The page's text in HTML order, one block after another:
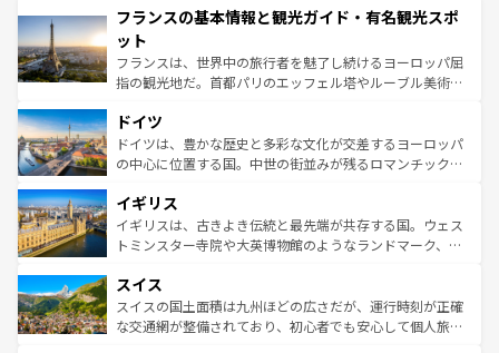
ませてくれるイタリアで、忘れられない旅をしてみよう！
なお、新着のイタリア情報は
しい。
文化が根付くこの国では、情熱的なフラメンコ、熱気あふ
れる闘牛、そして美味しいタパスが生活の一部となってい
る。首都マドリードの洗練された雰囲気や、バルセロナの
アートに溢れた街角から、地方では古代ローマ遺跡や中世
せる。地方によって風土や気候が異なるスペインはその個
性で訪れる人を魅了する。 なお、新着のスペイン情報は コ
ンテンツ一覧を参照してほしい。
フランスの基本情報と観光ガイド・有名観光スポ
ット
フランスは、世界中の旅行者を魅了し続けるヨーロッパ屈
指の観光地だ。首都パリのエッフェル塔やルーブル美術館
で、幅広い魅力が詰まっている。華麗な宮殿、歴史的な大
聖堂、美しいビーチ、そして豊かな自然が、訪れる者を心
から魅了する。また、フランスは美食の国としても知ら
いる。シャンパンの発祥地であるランス、プロヴァンスの
香り高いラベンダー畑など、多彩な楽しみ方が可能だ。さ
らに、パリ以外の地域にも魅力が溢れており、どの街角に
れる地方に足を運ぶとそれぞれで全く異なる文化を体験で
きるだろう。 なお、新着のフランス情報はコンテンツ一覧
を参照してほしい。
ドイツ
ドイツは、豊かな歴史と多彩な文化が交差するヨーロッパ
の中心に位置する国。中世の街並みが残るロマンチック街
顔を持つこの国は、どこを歩いても飽きることがない。ベ
ルリンの文化的活気、バイエルン州のアルプスの絶景、そ
してライン川沿いのワイン畑といった風景は必見。ビール
は、お酒好きな人にはぜひ体験してほしい。 なお、新着の
ドイツ情報はコンテンツ一覧を参照してほしい。
イギリス
イギリスは、古きよき伝統と最先端が共存する国。ウェス
トミンスター寺院や大英博物館のようなランドマーク、歴
リアごとに異なる魅力がある。また、優雅なアフタヌーン
ティー、ビール好きにはたまらない英国パブ、サッカー観
戦など、本場だからこそできる体験も豊富。イギリスを旅
スイス
スイスの国土面積は九州ほどの広さだが、運行時刻が正確
な交通網が整備されており、初心者でも安心して個人旅行